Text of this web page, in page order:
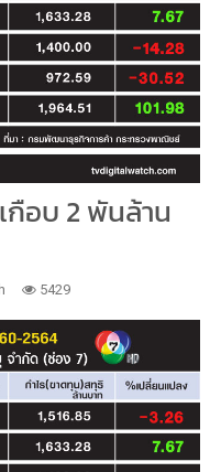
กือบ 2 พันล้าน
5429